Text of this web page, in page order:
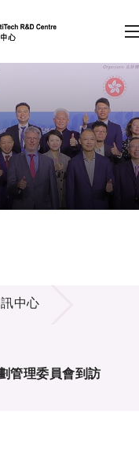
登入
EN 繁 简
中心
管理委員會到訪